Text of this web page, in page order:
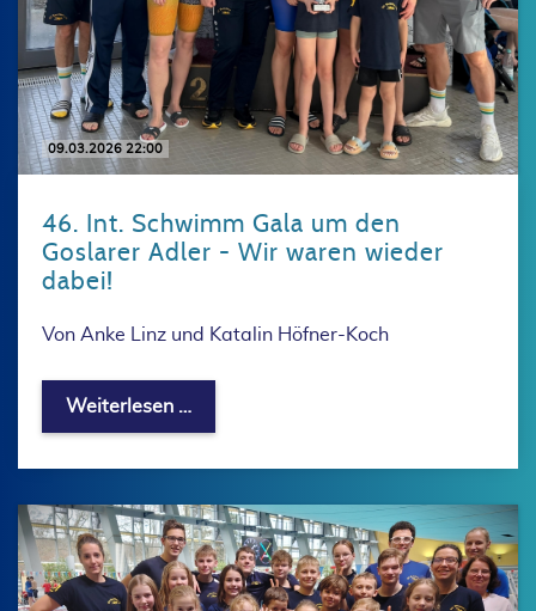
09.03.2026 22:00
46. Int. Schwimm Gala um den
Goslarer Adler - Wir waren wieder
dabei!
Von Anke Linz und Katalin Höfner-Koch
Weiterlesen …